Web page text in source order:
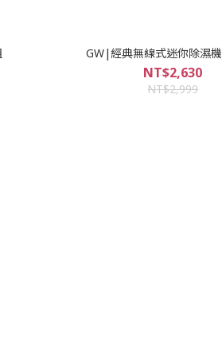
GW|經典無線式迷你除濕
NT$2,630
NT$2,999